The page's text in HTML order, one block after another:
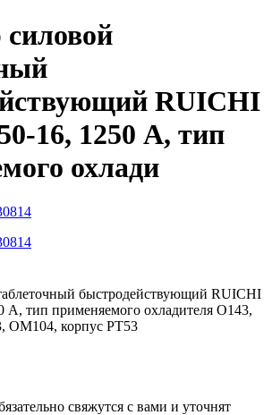
RUICHI
16, 1250 А, тип
охлади
быстродействующий RUICHI
А, тип применяемого охладителя О143,
корпус PT53
свяжутся с вами и уточнят